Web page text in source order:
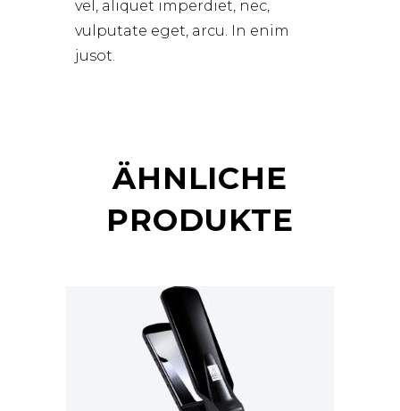
vel, aliquet imperdiet, nec,
vulputate eget, arcu. In enim
jusot.
ÄHNLICHE
PRODUKTE